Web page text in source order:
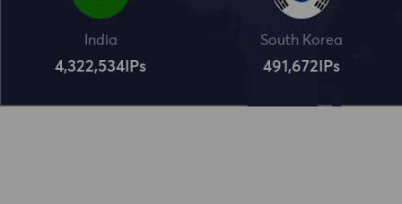
India
4,322,534 IPs
South Korea
491,672 IPs